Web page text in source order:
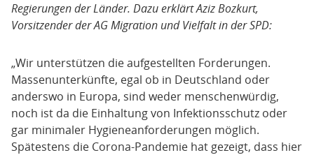
Regierungen der Länder. Dazu erklärt Aziz Bozkurt,
Vorsitzender der AG Migration und Vielfalt in der SPD:
„Wir unterstützen die aufgestellten Forderungen.
Massenunterkünfte, egal ob in Deutschland oder
anderswo in Europa, sind weder menschenwürdig,
noch ist da die Einhaltung von Infektionsschutz oder
gar minimaler Hygieneanforderungen möglich.
Spätestens die Corona-Pandemie hat gezeigt, dass hier